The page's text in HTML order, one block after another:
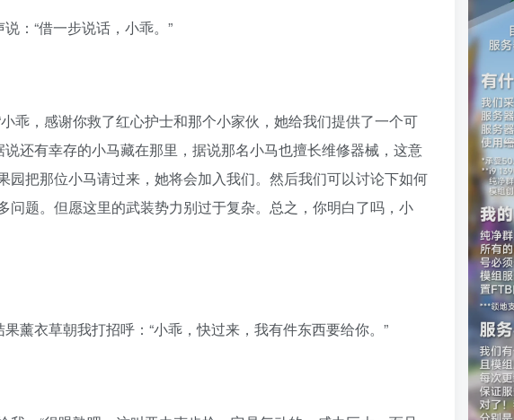
：“借一步说话，小乖。”
乖，感谢你救了红心护士和那个小家伙，她给我们提供了一个可
还有幸存的小马藏在那里，据说那名小马也擅长维修器械，这意
把那位小马请过来，她将会加入我们。然后我们可以讨论下如何
题。但愿这里的武装势力别过于复杂。总之，你明白了吗，小
薰衣草朝我打招呼：“小乖，快过来，我有件东西要给你。”